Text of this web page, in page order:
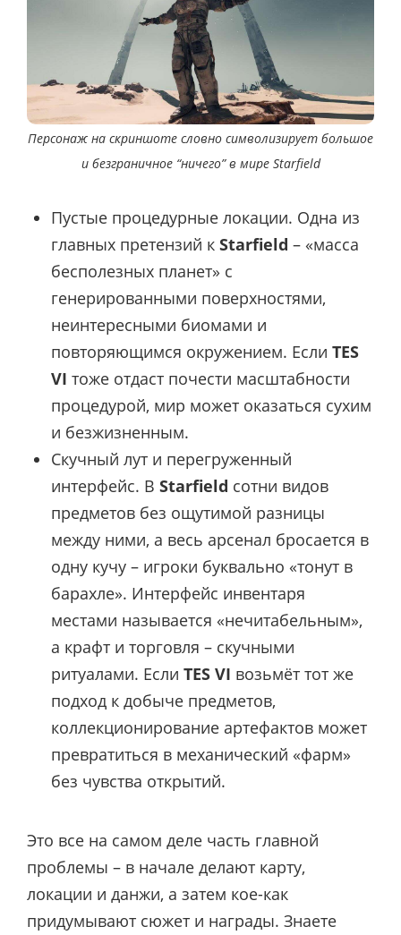
Персонаж на скриншоте словно символизирует большое
и безграничное “ничего” в мире Starfield
Пустые процедурные локации. Одна из
главных претензий к Starfield – «масса
бесполезных планет» с
генерированными поверхностями,
неинтересными биомами и
повторяющимся окружением. Если TES
VI тоже отдаст почести масштабности
процедурой, мир может оказаться сухим
и безжизненным.
Скучный лут и перегруженный
интерфейс. В Starfield сотни видов
предметов без ощутимой разницы
между ними, а весь арсенал бросается в
одну кучу – игроки буквально «тонут в
барахле». Интерфейс инвентаря
местами называется «нечитабельным»,
а крафт и торговля – скучными
ритуалами. Если TES VI возьмёт тот же
подход к добыче предметов,
коллекционирование артефактов может
превратиться в механический «фарм»
без чувства открытий.
Это все на самом деле часть главной
проблемы – в начале делают карту,
локации и данжи, а затем кое-как
придумывают сюжет и награды. Знаете